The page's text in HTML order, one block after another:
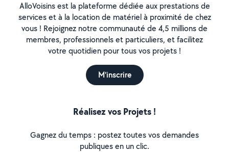
AlloVoisins est la plateforme dédiée aux prestations de
services et à la location de matériel à proximité de chez
vous ! Rejoignez notre communauté de 4,5 millions de
membres, professionnels et particuliers, et facilitez
votre quotidien pour tous vos projets !
M'inscrire
Réalisez vos Projets !
Gagnez du temps : postez toutes vos demandes
publiques en un clic.